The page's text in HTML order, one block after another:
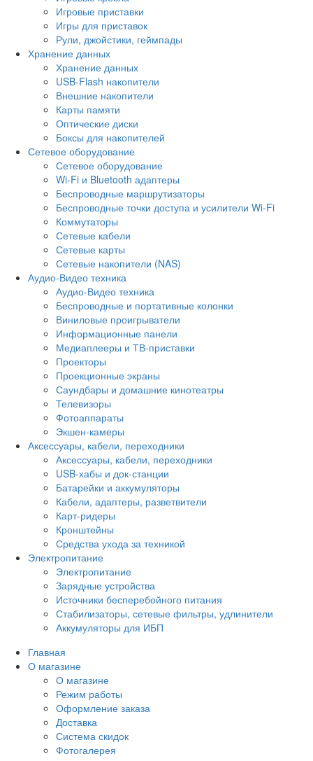
Игровые приставки
Игры для приставок
Рули, джойстики, геймпады
Хранение данных
Хранение данных
USB-Flash накопители
Внешние накопители
Карты памяти
Оптические диски
Боксы для накопителей
Сетевое оборудование
Сетевое оборудование
Wi-Fi и Bluetooth адаптеры
Беспроводные маршрутизаторы
Беспроводные точки доступа и усилители Wi-Fi
Коммутаторы
Сетевые кабели
Сетевые карты
Сетевые накопители (NAS)
Аудио-Видео техника
Аудио-Видео техника
Беспроводные и портативные колонки
Виниловые проигрыватели
Информационные панели
Медиаплееры и ТВ-приставки
Проекторы
Проекционные экраны
Саундбары и домашние кинотеатры
Телевизоры
Фотоаппараты
Экшен-камеры
Аксессуары, кабели, переходники
Аксессуары, кабели, переходники
USB-хабы и док-станции
Батарейки и аккумуляторы
Кабели, адаптеры, разветвители
Карт-ридеры
Кронштейны
Средства ухода за техникой
Электропитание
Электропитание
Зарядные устройства
Источники бесперебойного питания
Стабилизаторы, сетевые фильтры, удлинители
Аккумуляторы для ИБП
Главная
О магазине
О магазине
Режим работы
Оформление заказа
Доставка
Система скидок
Фотогалерея